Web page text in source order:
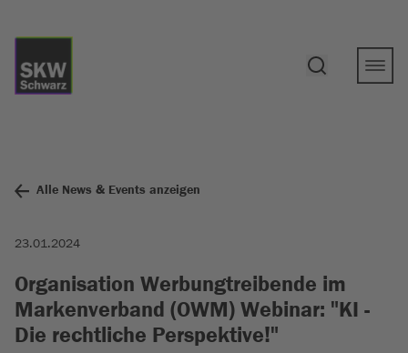
Alle News & Events anzeigen
23.01.2024
Organisation Werbungtreibende im
Markenverband (OWM) Webinar: "KI -
Die rechtliche Perspektive!"